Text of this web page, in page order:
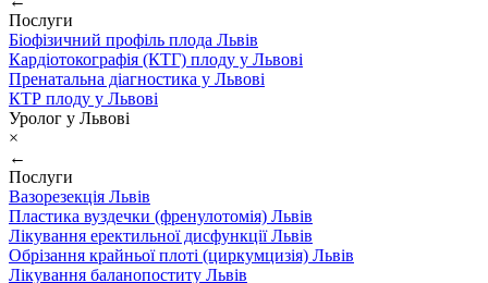
Послуги
Біофізичний профіль плода Львів
Кардіотокографія (КТГ) плоду у Львові
Пренатальна діагностика у Львові
КТР плоду у Львові
Уролог у Львові
×
←
Послуги
Вазорезекція Львів
Пластика вуздечки (френулотомія) Львів
Лікування еректильної дисфункції Львів
Обрізання крайньої плоті (циркумцизія) Львів
Лікування баланопоститу Львів